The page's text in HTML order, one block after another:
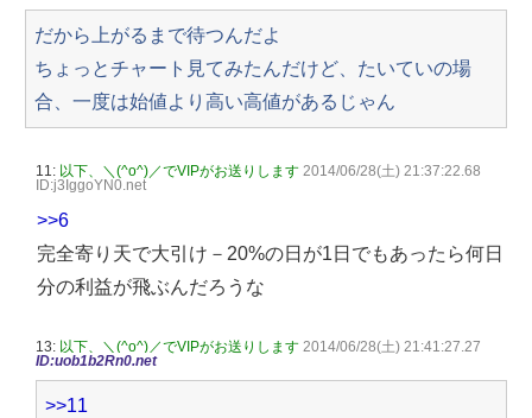
だから上がるまで待つんだよ
ちょっとチャート見てみたんだけど、たいていの場
合、一度は始値より高い高値があるじゃん
11: 以下、＼(^o^)／でVIPがお送りします 2014/06/28(土) 21:37:22.68
ID:j3IggoYN0.net
>>6
完全寄り天で大引け－20%の日が1日でもあったら何日
分の利益が飛ぶんだろうな
13: 以下、＼(^o^)／でVIPがお送りします 2014/06/28(土) 21:41:27.27
ID:uob1b2Rn0.net
>>11